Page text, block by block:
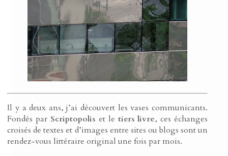
Il y a deux ans, j’ai découvert les vases communicants.
Fondés par Scriptopolis et le tiers livre, ces échanges
croisés de textes et d’images entre sites ou blogs sont un
rendez-vous littéraire original une fois par mois.